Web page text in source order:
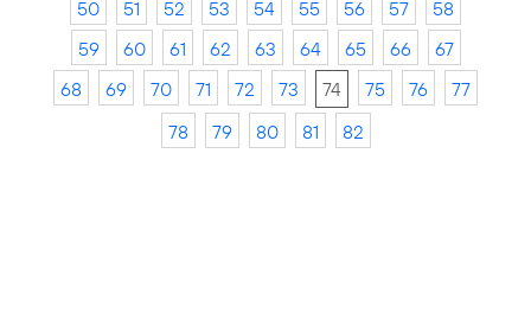
50
51 52 53 54 55 56 57
58
59
60 61 62 63 64 65 66
67
68
69 70 71 72 73 74 75 76
77
78
79 80 81 82